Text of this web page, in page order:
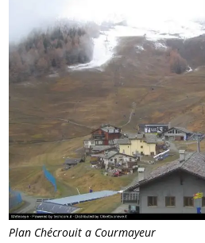
Plan Chécrouit a Courmayeur